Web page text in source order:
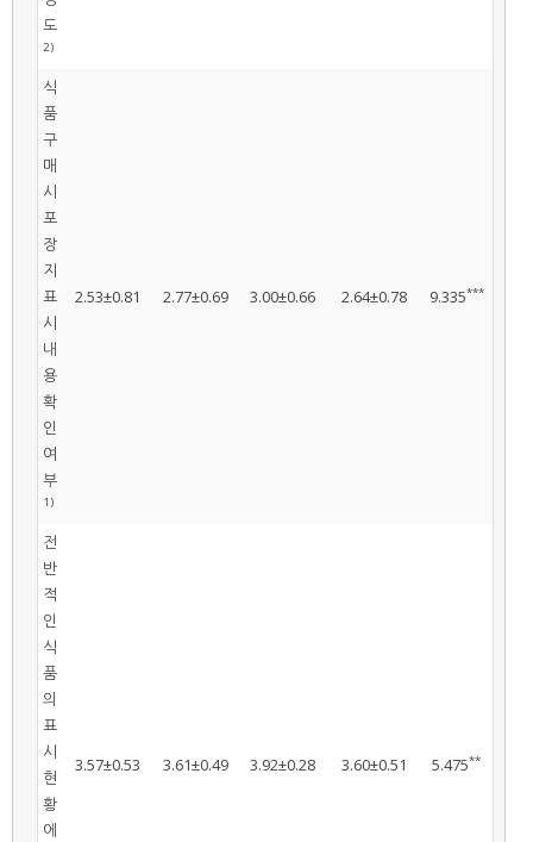
도
2)
식
품
구
매
시
포
장
지
표
시
내
용
확
인
여
부
1)
2.53±0.81 2.77±0.69 3.00±0.66 2.64±0.78 9.335***
전
반
적
인
식
품
의
표
시
현
황
에
3.57±0.53 3.61±0.49 3.92±0.28 3.60±0.51 5.475**